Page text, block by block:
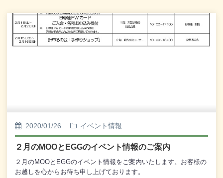
2020/01/26 イベント情報
２月のMOOとEGGのイベント情報のご案内
２月のMOOとEGGのイベント情報をご案内いたします。お客様の
お越しを心からお待ち申し上げております。